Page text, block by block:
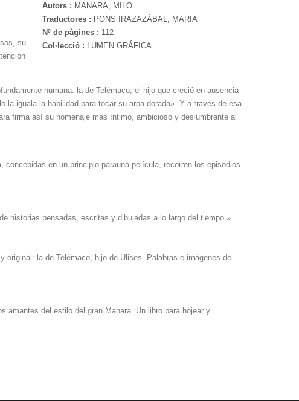
Autors : MANARA, MILO
Traductores : PONS IRAZAZÁBAL, MARIA
Nº de pàgines : 112
Col·lecció : LUMEN GRÁFICA
su
humana: la de Telémaco, el hijo que creció en ausencia
iguala la habilidad para tocar su arpa dorada». Y a través de esa
firma así su homenaje más íntimo, ambicioso y deslumbrante al
en un principio parauna película, recorren los episodios
historias pensadas, escritas y dibujadas a lo largo del tiempo.»
la de Telémaco, hijo de Ulises. Palabras e imágenes de
amantes del estilo del gran Manara. Un libro para hojear y